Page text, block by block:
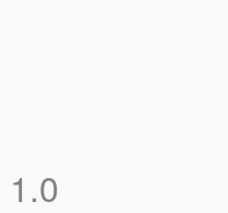
1.0